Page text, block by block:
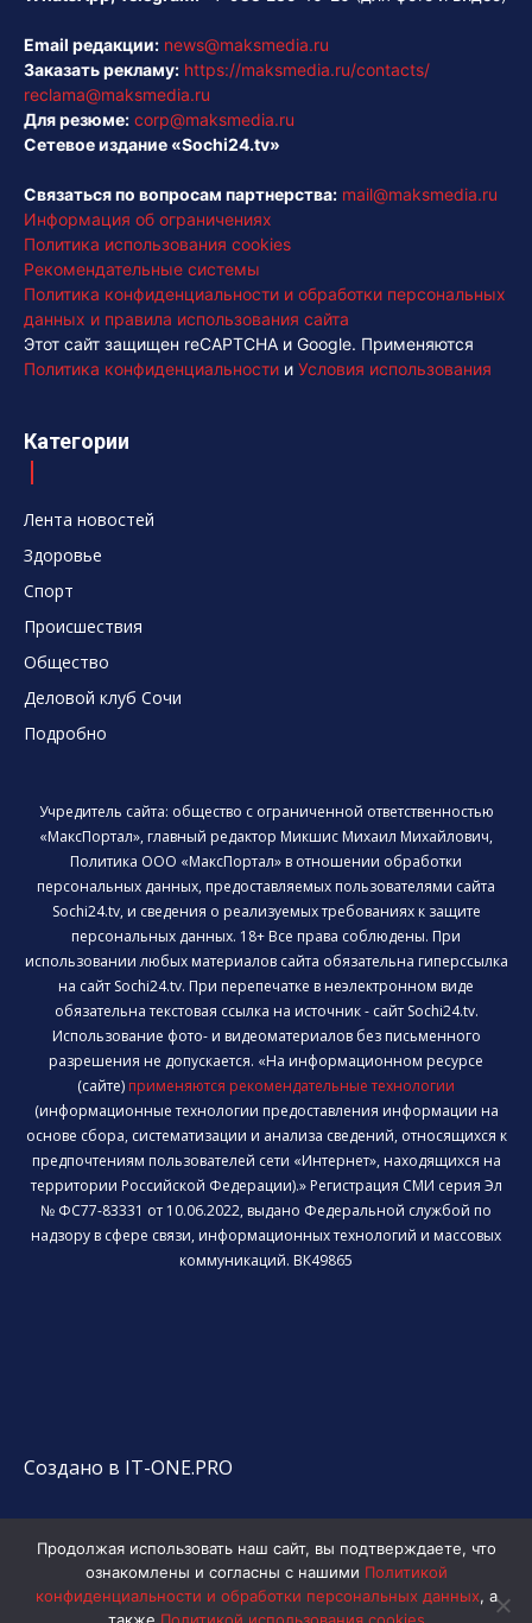
Email редакции: news@maksmedia.ru
Заказать рекламу: https://maksmedia.ru/contacts/
reclama@maksmedia.ru
Для резюме: corp@maksmedia.ru
Сетевое издание «Sochi24.tv»
Связаться по вопросам партнерства: mail@maksmedia.ru
Информация об ограничениях
Политика использования cookies
Рекомендательные системы
Политика конфиденциальности и обработки персональных
данных и правила использования сайта
Этот сайт защищен reCAPTCHA и Google. Применяются
Политика конфиденциальности и Условия использования
Категории
Лента новостей
Здоровье
Спорт
Происшествия
Общество
Деловой клуб Сочи
Подробно
Учредитель сайта: общество с ограниченной ответственностью
«МаксПортал», главный редактор Микшис Михаил Михайлович,
Политика ООО «МаксПортал» в отношении обработки
персональных данных, предоставляемых пользователями сайта
Sochi24.tv, и сведения о реализуемых требованиях к защите
персональных данных. 18+ Все права соблюдены. При
использовании любых материалов сайта обязательна гиперссылка
на сайт Sochi24.tv. При перепечатке в неэлектронном виде
обязательна текстовая ссылка на источник - сайт Sochi24.tv.
Использование фото- и видеоматериалов без письменного
разрешения не допускается. «На информационном ресурсе
(сайте) применяются рекомендательные технологии
(информационные технологии предоставления информации на
основе сбора, систематизации и анализа сведений, относящихся к
предпочтениям пользователей сети «Интернет», находящихся на
территории Российской Федерации).» Регистрация СМИ серия Эл
№ ФС77-83331 от 10.06.2022, выдано Федеральной службой по
надзору в сфере связи, информационных технологий и массовых
коммуникаций. ВК49865
Создано в IT-ONE.PRO
Продолжая использовать наш сайт, вы подтверждаете, что
ознакомлены и согласны с нашими Политикой
конфиденциальности и обработки персональных данных, а